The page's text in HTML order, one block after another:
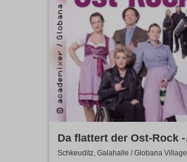
Da flattert der Ost-Rock -
H.Blank, A. Geißler, R.
Schkeuditz, Galahalle / Globana Village